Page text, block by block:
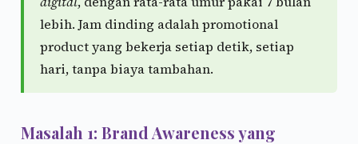
lebih. Jam dinding adalah promotional
product yang bekerja setiap detik, setiap
hari, tanpa biaya tambahan.
Masalah 1: Brand Awareness yang